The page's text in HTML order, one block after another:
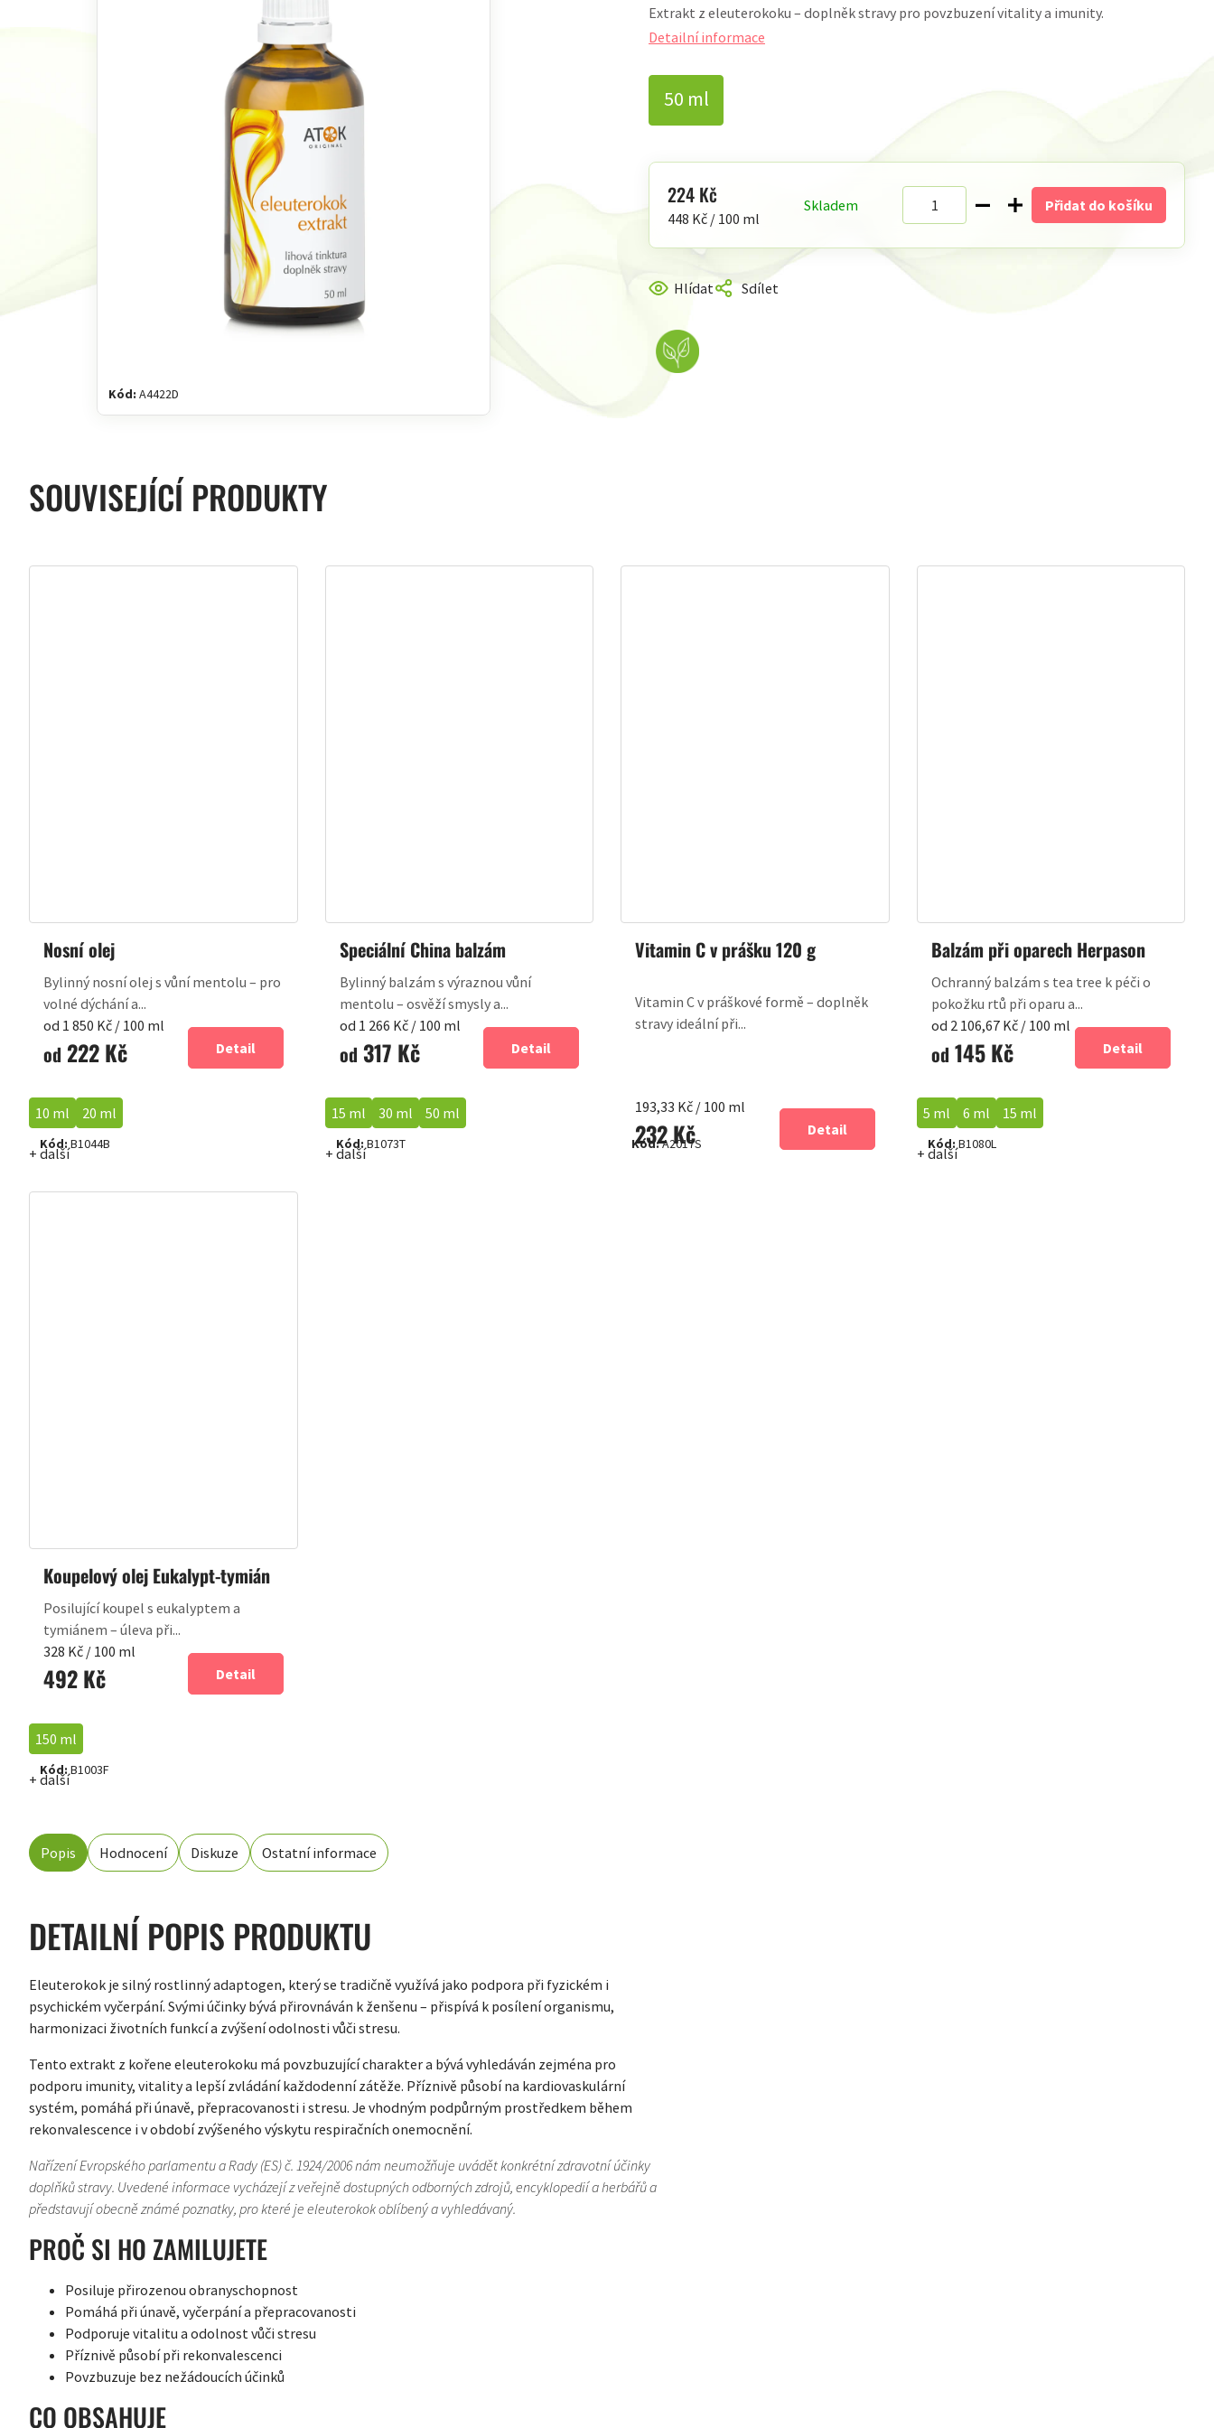
Kód: A4422D
produktu
je
z
hvězdiček.
50 ml
Extrakt z eleuterokoku – doplněk stravy pro povzbuzení vitality a imunity.
Detailní informace
Hlídat Sdílet
224 Kč
Měrná
448 Kč / 100 ml
Skladem Přidat do košíku
SOUVISEJÍCÍ PRODUKTY
Nosní olej
od 222 Kč
Měrná
cena:
od 1 850 Kč / 100 ml
Detail
Bylinný nosní olej s vůní mentolu – pro
volné dýchání a...
10 ml 20 ml
+ další
Kód: B1044B
Speciální China balzám
od 317 Kč
Měrná
cena:
od 1 266 Kč / 100 ml
Detail
Bylinný balzám s výraznou vůní
mentolu – osvěží smysly a...
15 ml 30 ml 50 ml
+ další
Kód: B1073T
Vitamin C v prášku 120 g
232 Kč
Měrná
cena:
193,33 Kč / 100 ml
Detail
Vitamin C v práškové formě – doplněk
stravy ideální při...
Kód:A2017S
Balzám při oparech Herpason
od 145 Kč
Měrná
cena:
od 2 106,67 Kč / 100 ml
Detail
Ochranný balzám s tea tree k péči o
pokožku rtů při oparu a...
5 ml 6 ml 15 ml
+ další
Kód: B1080L
Koupelový olej Eukalypt-tymián
492 Kč
Měrná
cena:
328 Kč / 100 ml
Detail
Posilující koupel s eukalyptem a
tymiánem – úleva při...
150 ml
+ další
Kód: B1003F
Popis Hodnocení Diskuze Ostatní informace
DETAILNÍ POPIS PRODUKTU
Eleuterokok je silný rostlinný adaptogen, který se tradičně využívá jako podpora při fyzickém i
psychickém vyčerpání. Svými účinky bývá přirovnáván k ženšenu – přispívá k posílení organismu,
harmonizaci životních funkcí a zvýšení odolnosti vůči stresu.
Tento extrakt z kořene eleuterokoku má povzbuzující charakter a bývá vyhledáván zejména pro
podporu imunity, vitality a lepší zvládání každodenní zátěže. Příznivě působí na kardiovaskulární
systém, pomáhá při únavě, přepracovanosti i stresu. Je vhodným podpůrným prostředkem během
rekonvalescence i v období zvýšeného výskytu respiračních onemocnění.
Nařízení Evropského parlamentu a Rady (ES) č. 1924/2006 nám neumožňuje uvádět konkrétní zdravotní účinky
doplňků stravy. Uvedené informace vycházejí z veřejně dostupných odborných zdrojů, encyklopedií a herbářů a
představují obecně známé poznatky, pro které je eleuterokok oblíbený a vyhledávaný.
PROČ SI HO ZAMILUJETE
Posiluje přirozenou obranyschopnost
Pomáhá při únavě, vyčerpání a přepracovanosti
Podporuje vitalitu a odolnost vůči stresu
Příznivě působí při rekonvalescenci
Povzbuzuje bez nežádoucích účinků
CO OBSAHUJE